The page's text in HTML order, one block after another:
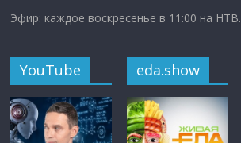
Эфир: каждое воскресенье в 11:00 на НТВ.
YouTube eda.show